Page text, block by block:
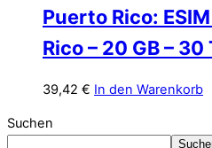
Puerto Rico:
Rico – 20 GB – 30
39,42 € In den Warenkorb
Suchen